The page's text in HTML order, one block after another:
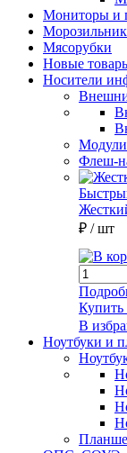
Мониторы и
Мясорубки
Новые
Носители
Флеш-
₽ / шт
Купить
В
Ноутбуки и